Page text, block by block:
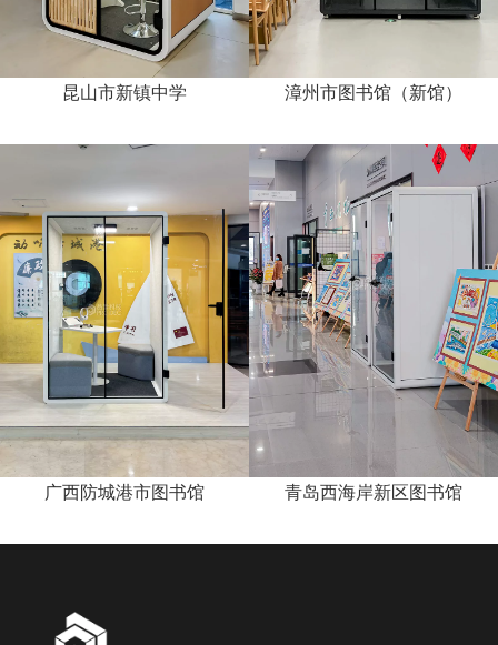
昆山市新镇中学 漳州市图书馆（新馆）
广西防城港市图书馆 青岛西海岸新区图书馆